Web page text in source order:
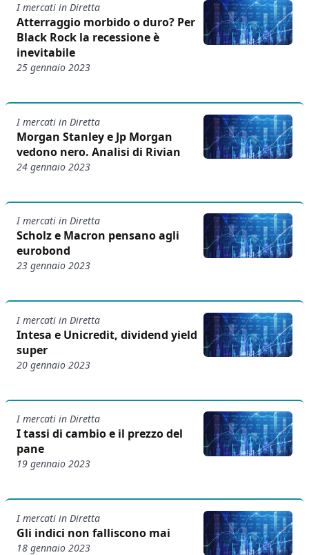
I mercati in Diretta
Atterraggio morbido o duro? Per
Black Rock la recessione è
inevitabile
25 gennaio 2023
I mercati in Diretta
Morgan Stanley e Jp Morgan
vedono nero. Analisi di Rivian
24 gennaio 2023
I mercati in Diretta
Scholz e Macron pensano agli
eurobond
23 gennaio 2023
I mercati in Diretta
Intesa e Unicredit, dividend yield
super
20 gennaio 2023
I mercati in Diretta
I tassi di cambio e il prezzo del
pane
19 gennaio 2023
I mercati in Diretta
Gli indici non falliscono mai
18 gennaio 2023